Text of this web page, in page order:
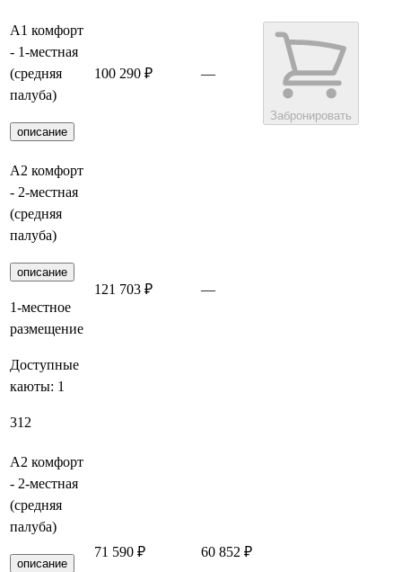
А1 комфорт
- 1-местная
(средняя
палуба)
описание
100 290 ₽ —
Забронировать
А2 комфорт
- 2-местная
(средняя
палуба)
описание
1-местное
размещение
Доступные
каюты: 1
312
121 703 ₽ —
А2 комфорт
- 2-местная
(средняя
палуба)
описание
71 590 ₽ 60 852 ₽